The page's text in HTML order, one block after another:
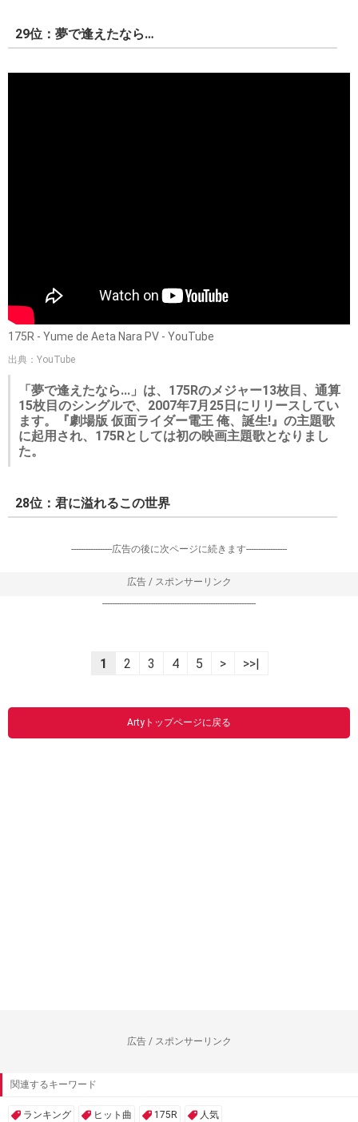
29位：夢で逢えたなら…
175R - Yume de Aeta Nara PV - YouTube
出典：YouTube
「夢で逢えたなら...」は、175Rのメジャー13枚目、通算
15枚目のシングルで、2007年7月25日にリリースしてい
ます。『劇場版 仮面ライダー電王 俺、誕生!』の主題歌
に起用され、175Rとしては初の映画主題歌となりまし
た。
28位：君に溢れるこの世界
-----------------広告の後に次ページに続きます-----------------
広告 / スポンサーリンク
----------------------------------------------------------------
1 2 3 4 5 > >>|
Artyトップページに戻る
広告 / スポンサーリンク
関連するキーワード
ランキング ヒット曲 175R 人気